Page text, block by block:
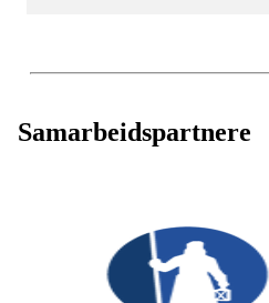
Samarbeidspartnere